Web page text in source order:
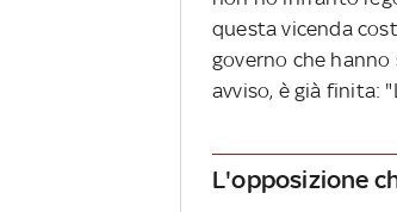
questa vicenda
governo che
avviso, è già finita:
L'opposizione